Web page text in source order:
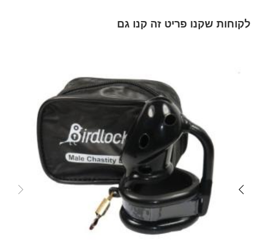
לקוחות שקנו פריט זה קנו גם